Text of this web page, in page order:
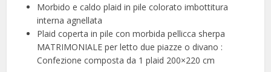
Morbido e caldo plaid in pile colorato imbottitura
interna agnellata
Plaid coperta in pile con morbida pellicca sherpa
MATRIMONIALE per letto due piazze o divano :
Confezione composta da 1 plaid 200×220 cm